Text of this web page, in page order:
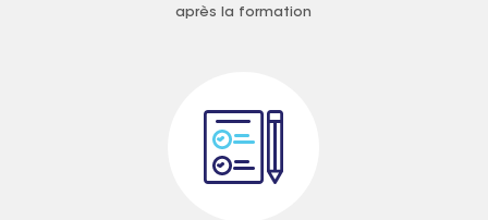
après la formation